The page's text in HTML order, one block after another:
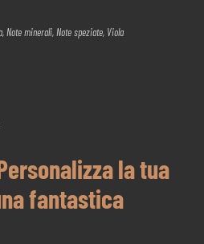
Note minerali, Note speziate, Viola
la tua
fantastica